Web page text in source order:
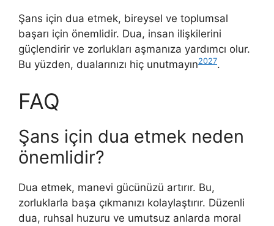
Şans için dua etmek, bireysel ve toplumsal
başarı için önemlidir. Dua, insan ilişkilerini
güçlendirir ve zorlukları aşmanıza yardımcı olur.
Bu yüzden, dualarınızı hiç unutmayın2027.
FAQ
Şans için dua etmek neden
önemlidir?
Dua etmek, manevi gücünüzü artırır. Bu,
zorluklarla başa çıkmanızı kolaylaştırır. Düzenli
dua, ruhsal huzuru ve umutsuz anlarda moral